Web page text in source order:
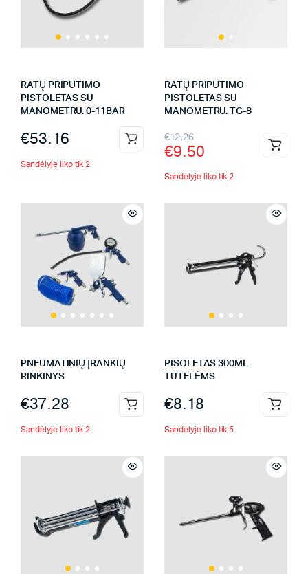
RATŲ PRIPŪTIMO
PISTOLETAS SU
MANOMETRU. 0-11BAR
€53.16
Sandėlyje liko tik 2
RATŲ PRIPŪTIMO
PISTOLETAS SU
MANOMETRU. TG-8
€12.26
€9.50
Sandėlyje liko tik 2
PNEUMATINIŲ ĮRANKIŲ
RINKINYS
€37.28
Sandėlyje liko tik 2
PISOLETAS 300ML
TUTELĖMS
€8.18
Sandėlyje liko tik 5